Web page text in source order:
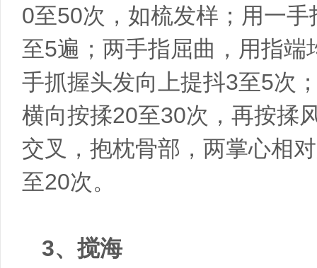
0至50次，如梳发样；用一
至5遍；两手指屈曲，用指
手抓握头发向上提抖3至5次
横向按揉20至30次，再按揉
交叉，抱枕骨部，两掌心相
至20次。
3、搅海